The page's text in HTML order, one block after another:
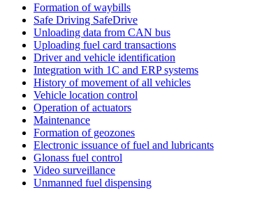
Formation of waybills
Safe Driving SafeDrive
Unloading data from CAN bus
Uploading fuel card transactions
Driver and vehicle identification
Integration with 1C and ERP systems
History of movement of all vehicles
Vehicle location control
Operation of actuators
Maintenance
Formation of geozones
Electronic issuance of fuel and lubricants
Glonass fuel control
Video surveillance
Unmanned fuel dispensing